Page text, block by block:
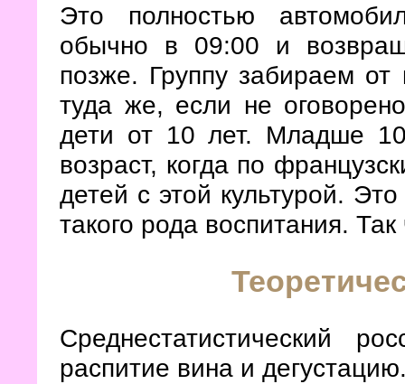
Это полностью
обычно в 09:00 и
позже. Группу забираем
туда же, если не
дети от 10 лет. Младше
возраст, когда по
детей с этой культурой.
такого рода воспитания.
Среднестатистический
распитие вина и